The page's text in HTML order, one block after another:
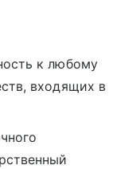
к любому
входящих в